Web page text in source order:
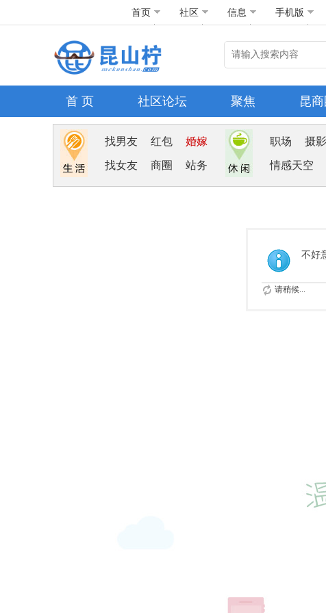
首页 社区 信息 手机版
首 页 社区论坛 聚焦 昆商
找男友 红包 婚嫁
找女友 商圈 站务
职场 摄影
情感天空
不好
请稍候...